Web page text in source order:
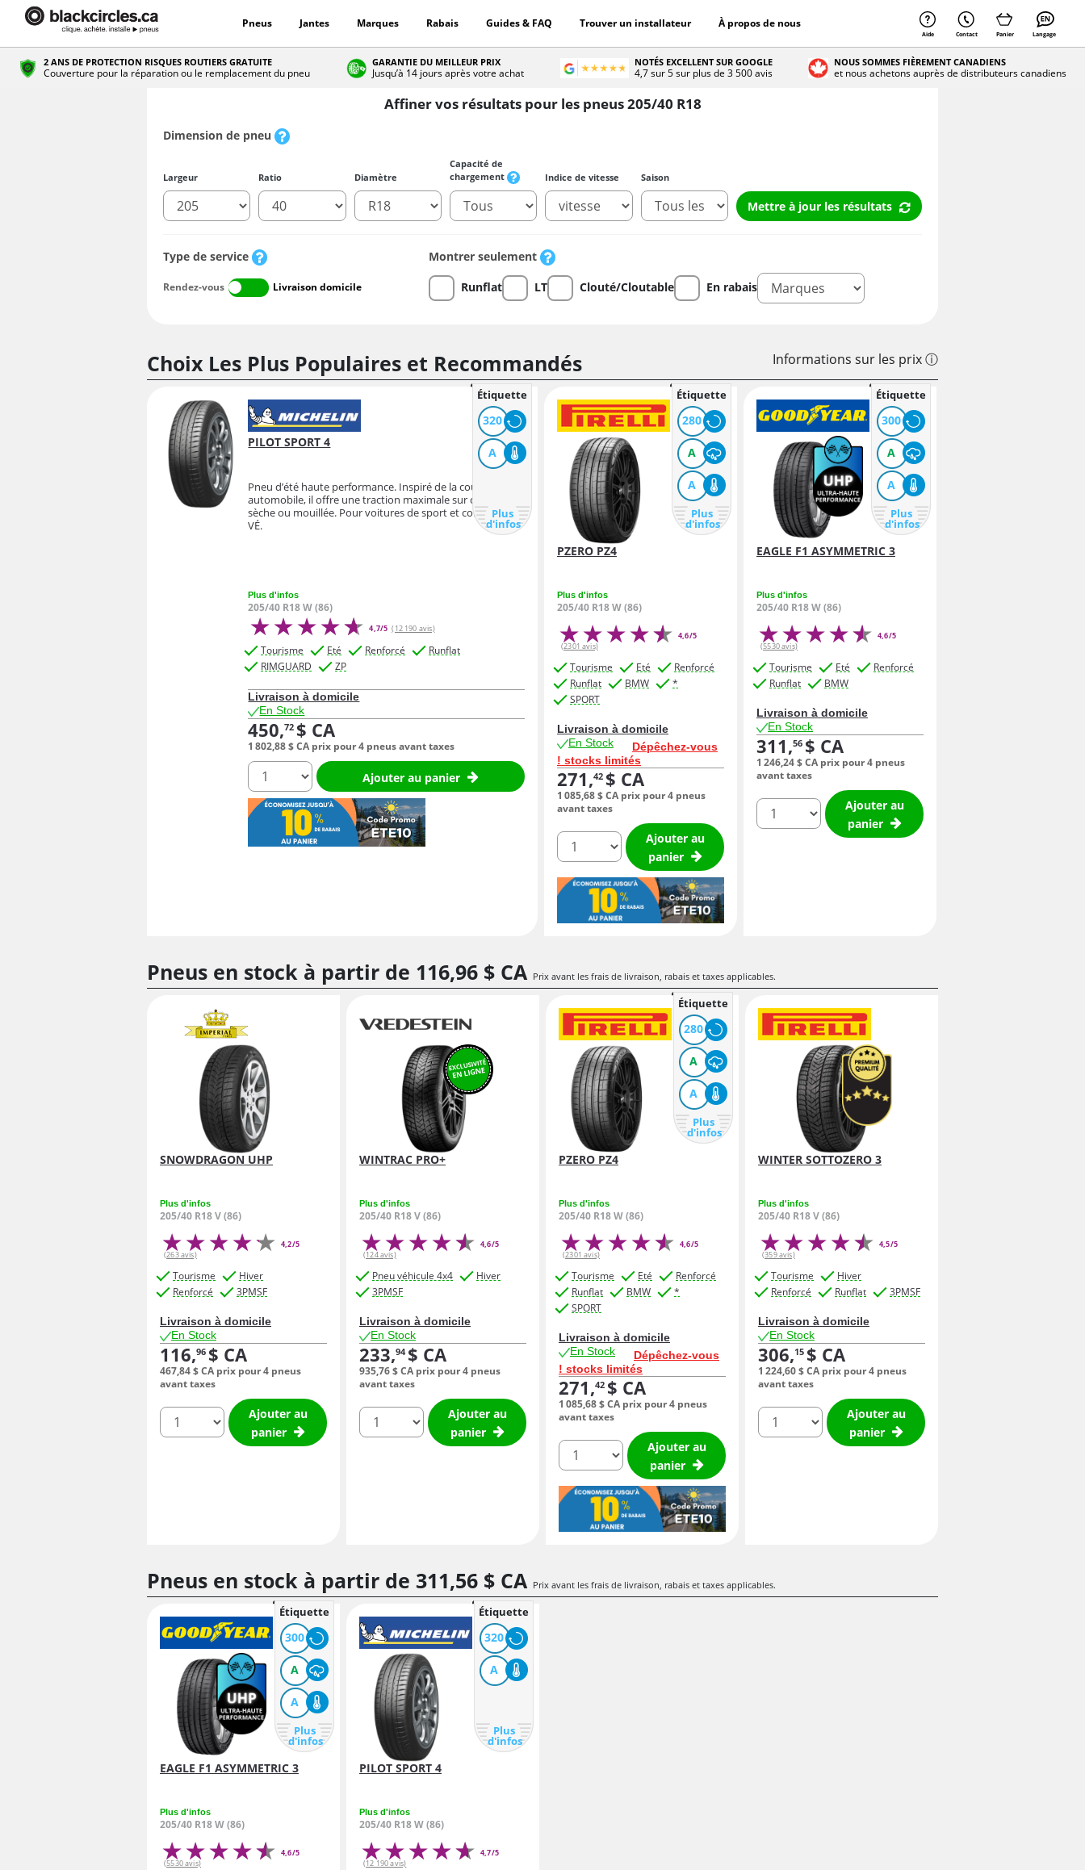
Pneus Jantes Marques Rabais Guides & FAQ Trouver un installateur À propos de nous
Aide Contact Panier Langage
2 ANS DE PROTECTION RISQUES ROUTIERS GRATUITE
Couverture pour la réparation ou le remplacement du pneu
GARANTIE DU MEILLEUR PRIX
Jusqu’à 14 jours après votre achat
NOTÉS EXCELLENT SUR GOOGLE
4,7 sur 5 sur plus de 3 500 avis
NOUS SOMMES FIÈREMENT CANADIENS
et nous achetons auprès de distributeurs canadiens
Affiner vos résultats pour les pneus 205/40 R18
Type de service
Rendez-vous Livraison domicile
Montrer seulement
Runflat
LT Clouté/Cloutable En rabais
Dimension de pneu
Largeur Ratio Diamètre
Capacité de
chargement
Indice de vitesse Saison
Mettre à jour les résultats
Choix Les Plus Populaires et Recommandés Informations sur les prix ⓘ
Étiquette
320
A
Plus
d'infos
PILOT SPORT 4
Pneu d’été haute performance. Inspiré de la course
automobile, il offre une traction maximale sur chaussée
sèche ou mouillée. Pour voitures de sport et compatible
VÉ.
Plus d'infos
205/40 R18 W (86)
4,7/5 (12 190 avis)
Tourisme Eté Renforcé
Runflat
RIMGUARD
ZP
Livraison à domicile
En Stock
450,72 $ CA
1 802,88$ CA prix pour 4 pneus avant taxes
quantité
Ajouter au panier
Étiquette
280
A
A
Plus
d'infos
PZERO PZ4
Plus d'infos
205/40 R18 W (86)
4,6/5
(2301 avis)
Tourisme Eté
Renforcé
Runflat
BMW
*
SPORT
Livraison à domicile
En Stock
Dépêchez-vous
! stocks limités
271,42 $ CA
1 085,68$ CA prix pour 4 pneus
avant taxes
quantité
Ajouter au
panier
Étiquette
300
A
A
Plus
d'infos
EAGLE F1 ASYMMETRIC 3
Plus d'infos
205/40 R18 W (86)
4,6/5
(5530 avis)
Tourisme Eté
Renforcé
Runflat
BMW
Livraison à domicile
En Stock
311,56 $ CA
1 246,24$ CA prix pour 4 pneus
avant taxes
quantité
Ajouter au
panier
Pneus en stock à partir de 116,96 $ CA Prix avant les frais de livraison, rabais et taxes applicables.
SNOWDRAGON UHP
Plus d'infos
205/40 R18 V (86)
4,2/5
(263 avis)
Tourisme
Hiver
Renforcé
3PMSF
Livraison à domicile
En Stock
116,96 $ CA
467,84$ CA prix pour 4 pneus
avant taxes
quantité
Ajouter au
panier
WINTRAC PRO+
Plus d'infos
205/40 R18 V (86)
4,6/5
(124 avis)
Pneu véhicule 4x4
Hiver
3PMSF
Livraison à domicile
En Stock
233,94 $ CA
935,76$ CA prix pour 4 pneus
avant taxes
quantité
Ajouter au
panier
Étiquette
280
A
A
Plus
d'infos
PZERO PZ4
Plus d'infos
205/40 R18 W (86)
4,6/5
(2301 avis)
Tourisme Eté
Renforcé
Runflat
BMW
*
SPORT
Livraison à domicile
En Stock
Dépêchez-vous
! stocks limités
271,42 $ CA
1 085,68$ CA prix pour 4 pneus
avant taxes
quantité
Ajouter au
panier
WINTER SOTTOZERO 3
Plus d'infos
205/40 R18 V (86)
4,5/5
(359 avis)
Tourisme
Hiver
Renforcé
Runflat 3PMSF
Livraison à domicile
En Stock
306,15 $ CA
1 224,60$ CA prix pour 4 pneus
avant taxes
quantité
Ajouter au
panier
Pneus en stock à partir de 311,56 $ CA Prix avant les frais de livraison, rabais et taxes applicables.
Étiquette
300
A
A
Plus
d'infos
EAGLE F1 ASYMMETRIC 3
Plus d'infos
205/40 R18 W (86)
4,6/5
(5530 avis)
Étiquette
320
A
Plus
d'infos
PILOT SPORT 4
Plus d'infos
205/40 R18 W (86)
4,7/5
(12 190 avis)